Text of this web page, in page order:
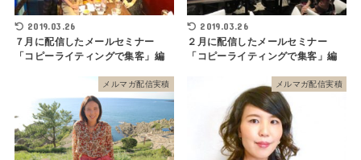
2019.03.26
７月に配信したメールセミナー
「コピーライティングで集客」編
2019.03.26
２月に配信したメールセミナー
「コピーライティングで集客」編
メルマガ配信実積 メルマガ配信実積